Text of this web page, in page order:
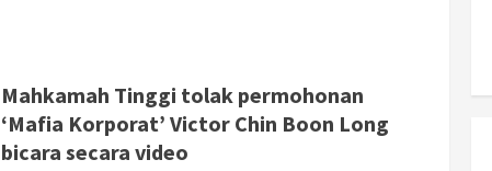
Mahkamah Tinggi tolak permohonan
‘Mafia Korporat’ Victor Chin Boon Long
bicara secara video